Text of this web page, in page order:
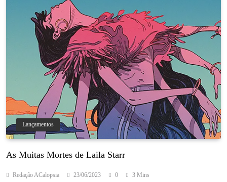
Lançamentos
As Muitas Mortes de Laila Starr
Redação ACalopsia 23/06/2023 0 3 Mins